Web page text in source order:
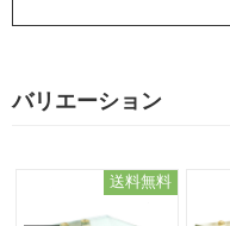
バリエーション
送料無料